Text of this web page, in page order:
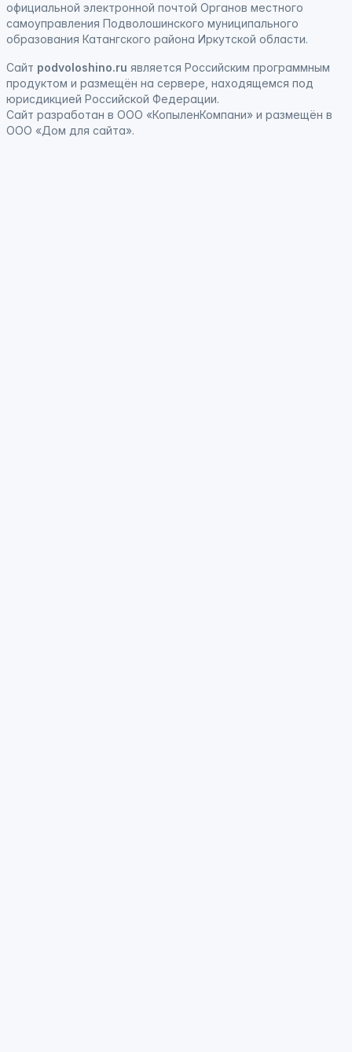
официальной электронной почтой Органов местного
самоуправления Подволошинского муниципального
образования Катангского района Иркутской области.
Сайт podvoloshino.ru является Российским программным
продуктом и размещён на сервере, находящемся под
юрисдикцией Российской Федерации.
Сайт разработан в ООО «КопыленКомпани» и размещён в
ООО «Дом для сайта».